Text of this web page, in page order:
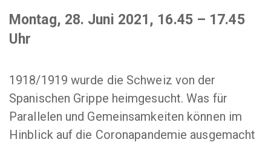
Montag, 28. Juni 2021, 16.45 – 17.45
Uhr
1918/1919 wurde die Schweiz von der
Spanischen Grippe heimgesucht. Was für
Parallelen und Gemeinsamkeiten können im
Hinblick auf die Coronapandemie ausgemacht